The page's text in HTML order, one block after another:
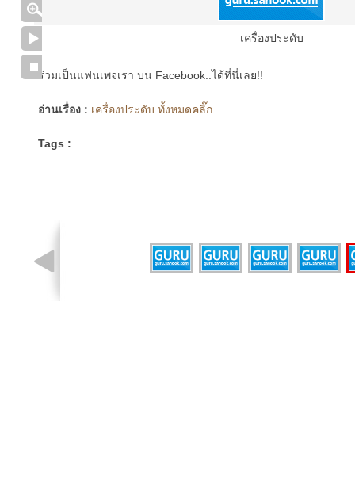
เครื่องประดับ
ร่วมเป็นแฟนเพจเรา บน Facebook..ได้ที่นี่เลย!!
อ่านเรื่อง : เครื่องประดับ ทั้งหมดคลิ๊ก
Tags :